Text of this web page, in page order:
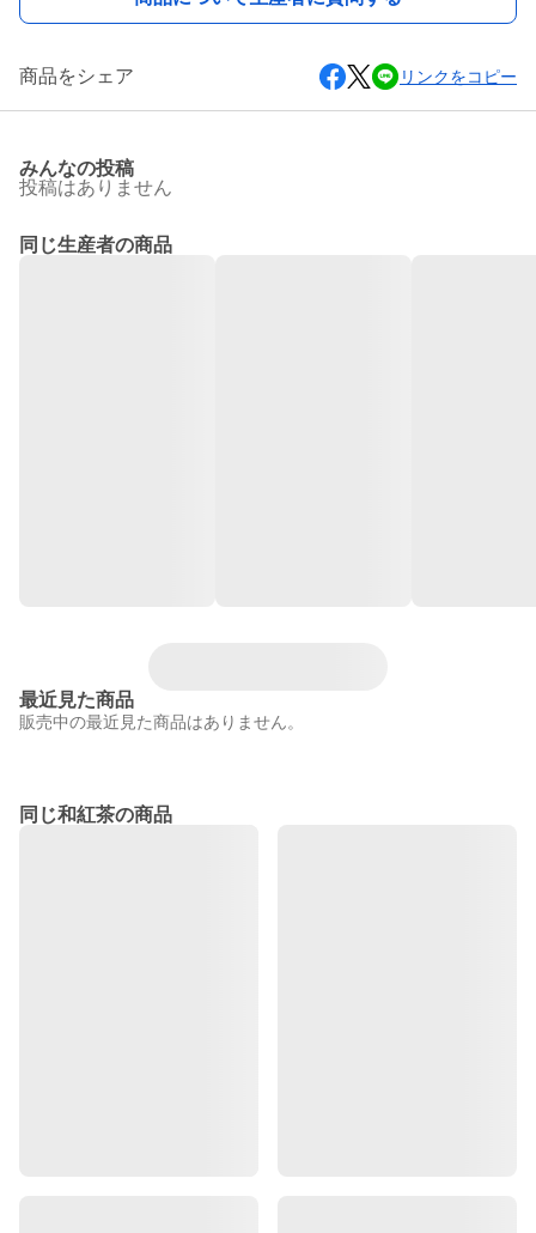
商品をシェア リンクをコピー
みんなの投稿
投稿はありません
同じ生産者の商品
最近見た商品
販売中の最近見た商品はありません。
同じ和紅茶の商品